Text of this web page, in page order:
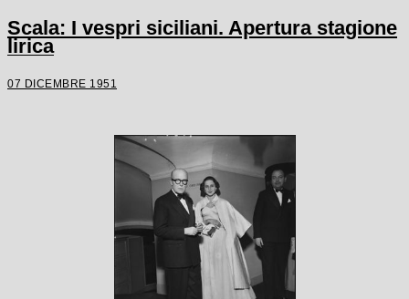
Scala: I vespri siciliani. Apertura stagione
lirica
07 DICEMBRE 1951